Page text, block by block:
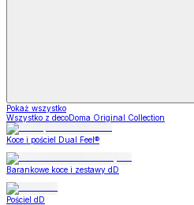
Pokaż wszystko
Wszystko z decoDoma Original Collection
Koce i pościel Dual Feel®
Barankowe koce i zestawy dD
Pościel dD